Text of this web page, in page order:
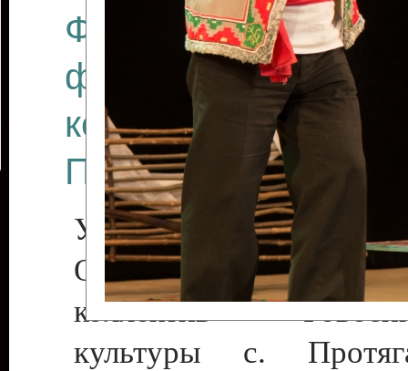
Финал
фестиваля
коллективов
Приднестровского
Участники фестиваля:
Образцовый
коллектив
культуры с.